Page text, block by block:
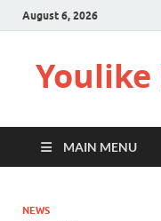
August 6, 2026
MAIN MENU
NEWS